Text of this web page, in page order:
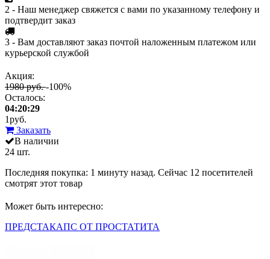
2 - Наш менеджер свяжется с вами по указанному телефону и
подтвердит заказ
3 - Вам доставляют заказ почтой наложенным платежом или
курьерской службой
Акция:
1980 руб.-100%
Осталось:
04:20:29
1руб.
Заказать
В наличии
24 шт.
Последняя покупка: 1 минуту назад. Сейчас 12 посетителей
смотрят этот товар
Может быть интересно:
ПРЕДСТАКАПС ОТ ПРОСТАТИТА